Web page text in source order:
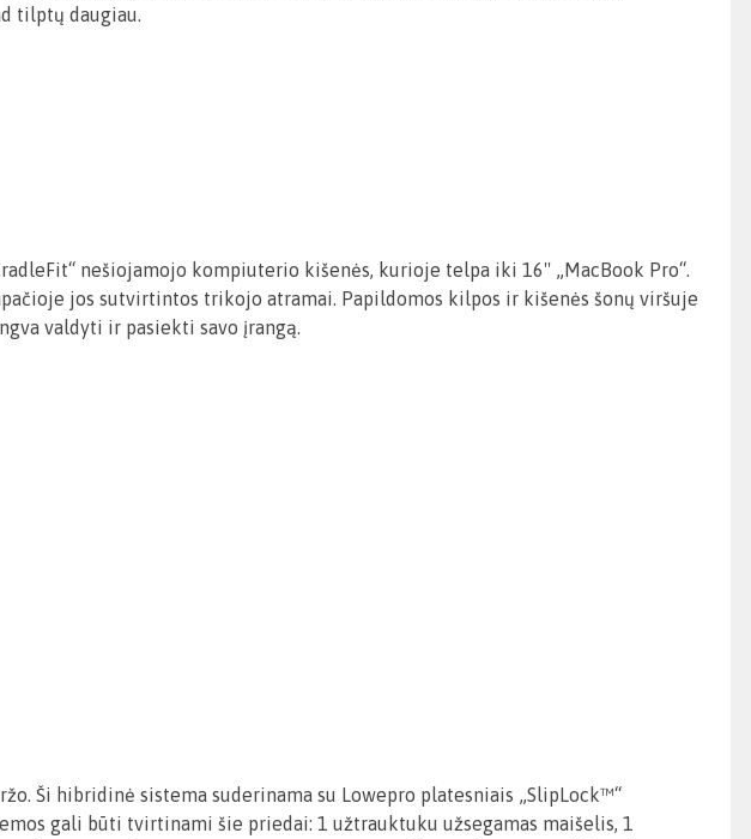
tilptų daugiau.
nešiojamojo kompiuterio kišenės, kurioje telpa iki 16'' „MacBook Pro“.
jos sutvirtintos trikojo atramai. Papildomos kilpos ir kišenės šonų viršuje
valdyti ir pasiekti savo įrangą.
Ši hibridinė sistema suderinama su Lowepro platesniais „SlipLock™“
gali būti tvirtinami šie priedai: 1 užtrauktuku užsegamas maišelis, 1